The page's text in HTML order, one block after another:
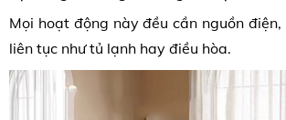
Mọi hoạt động này đều cần nguồn
liên tục như tủ lạnh hay điều hòa.